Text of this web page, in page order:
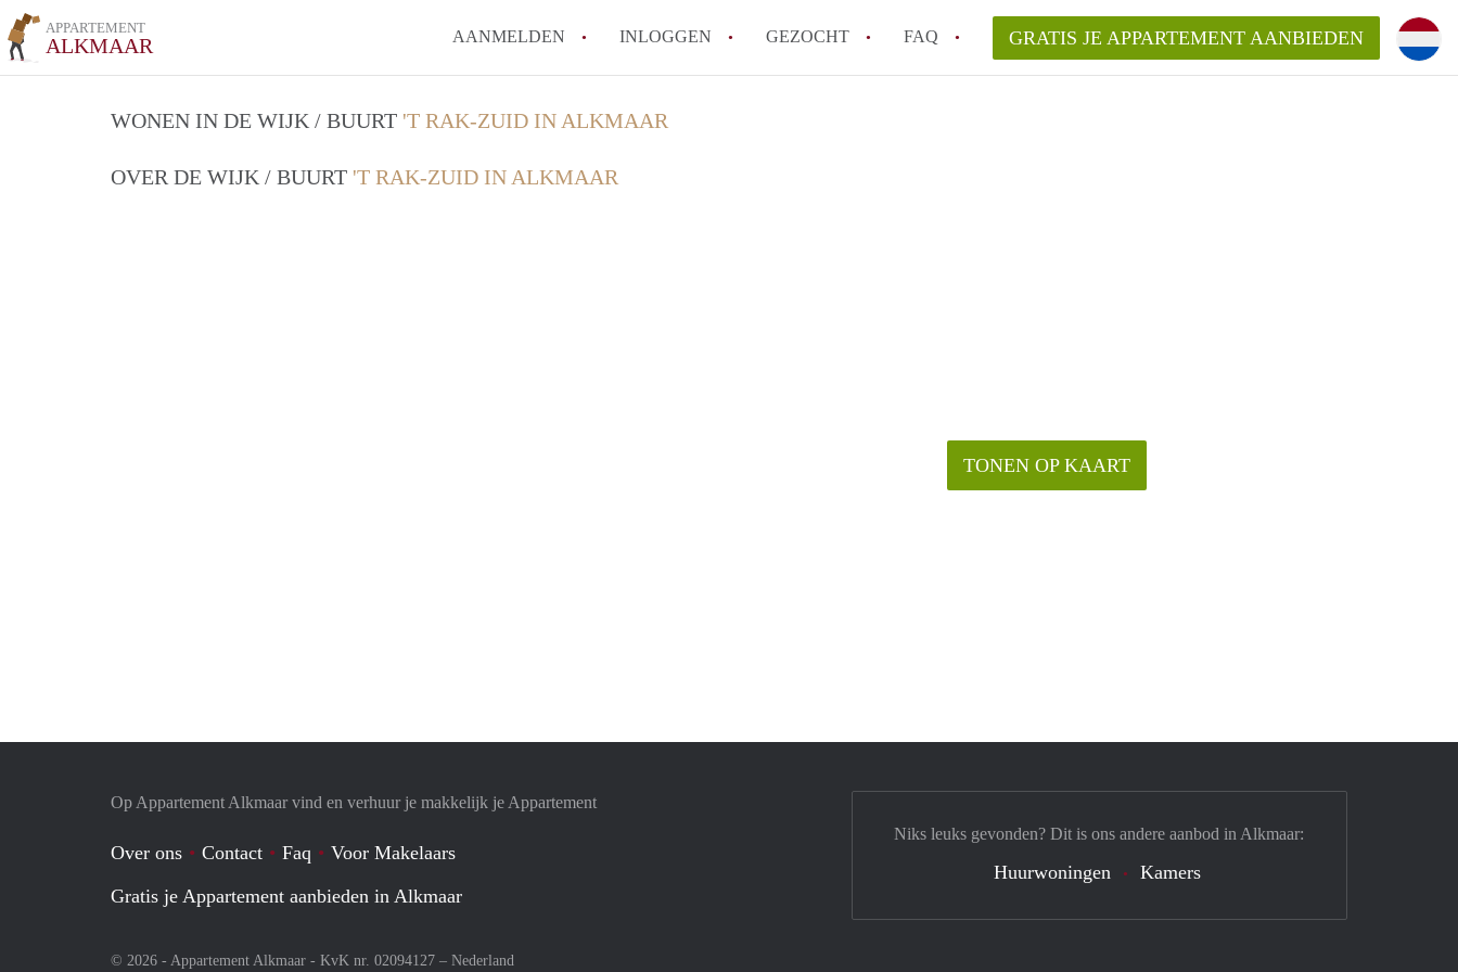
APPARTEMENT
ALKMAAR AANMELDEN INLOGGEN GEZOCHT FAQ GRATIS JE APPARTEMENT AANBIEDEN
WONEN IN DE WIJK / BUURT 'T RAK-ZUID IN ALKMAAR
OVER DE WIJK / BUURT 'T RAK-ZUID IN ALKMAAR
TONEN OP KAART
Op Appartement Alkmaar vind en verhuur je makkelijk je Appartement
Over ons Contact Faq
Voor Makelaars
Gratis je Appartement aanbieden in Alkmaar
© 2026 - Appartement Alkmaar - KvK nr. 02094127 – Nederland
Niks leuks gevonden? Dit is ons andere aanbod in Alkmaar:
Huurwoningen Kamers